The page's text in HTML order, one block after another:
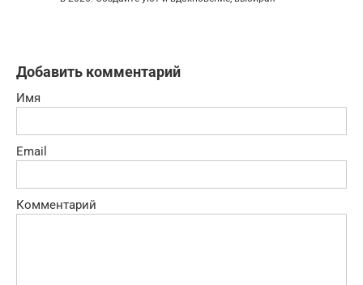
Добавить комментарий
Имя
Email
Комментарий